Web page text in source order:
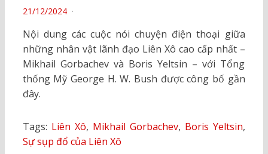
POSTED
21/12/2024
Nội dung các cuộc nói chuyện điện thoại giữa
những nhân vật lãnh đạo Liên Xô cao cấp nhất –
Mikhail Gorbachev và Boris Yeltsin – với Tổng
thống Mỹ George H. W. Bush được công bố gần
đây.
Tags: Liên Xô, Mikhail Gorbachev, Boris Yeltsin,
Sự sụp đổ của Liên Xô